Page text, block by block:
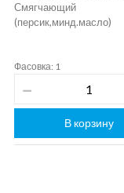
Смягчающий
(персик,минд.масло)
Фасовка: 1
В корзину